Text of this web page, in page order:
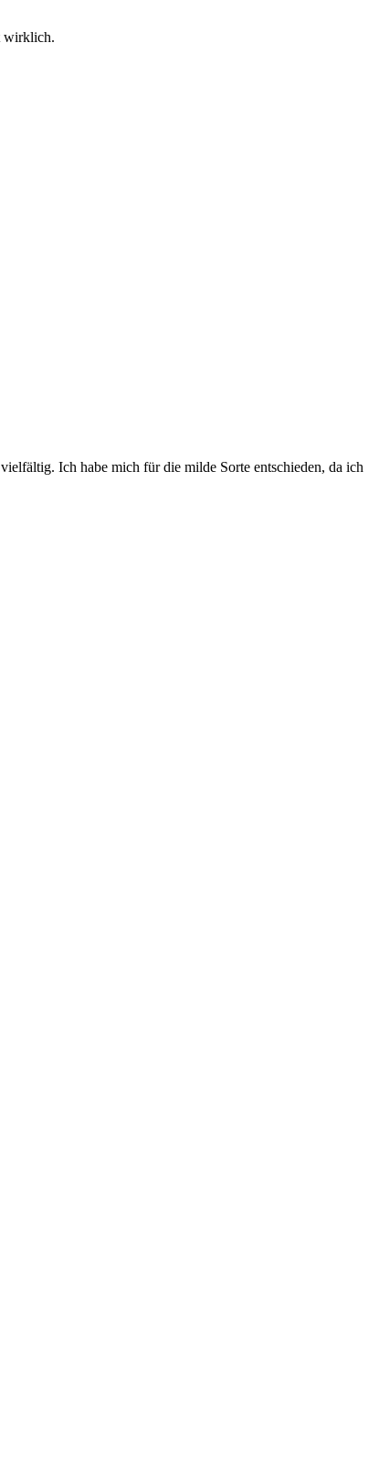
wirklich.
Ich habe mich für die milde Sorte entschieden, da ich